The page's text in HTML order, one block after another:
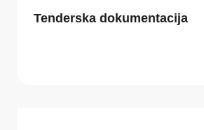
Tenderska dokumentacija